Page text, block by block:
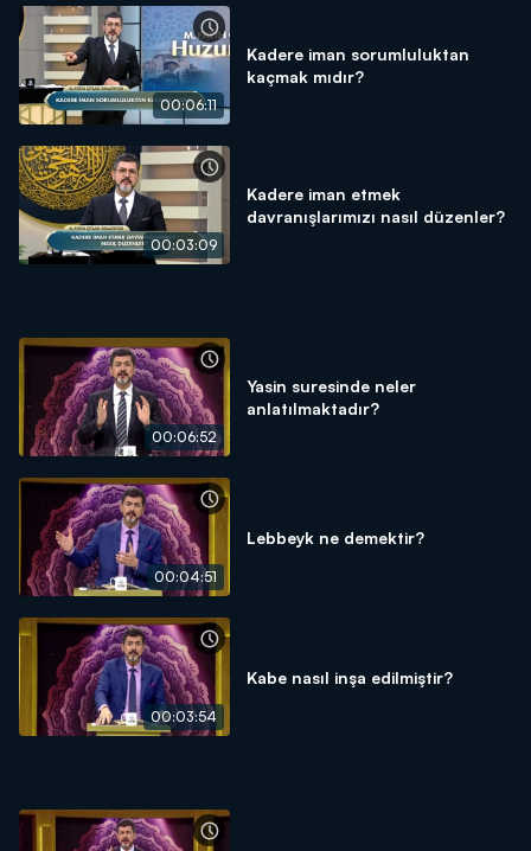
00:06:11
Kadere iman sorumluluktan
kaçmak mıdır?
00:03:09
Kadere iman etmek
davranışlarımızı nasıl düzenler?
00:06:52
Yasin suresinde neler
anlatılmaktadır?
00:04:51
Lebbeyk ne demektir?
00:03:54
Kabe nasıl inşa edilmiştir?